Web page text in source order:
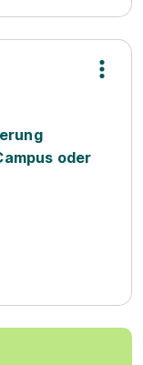
oder